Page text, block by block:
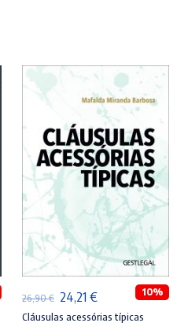
ADICIONAR
26,90€ O
preço
24,21 €O
preço
10%
Cláusulas acessórias típicas